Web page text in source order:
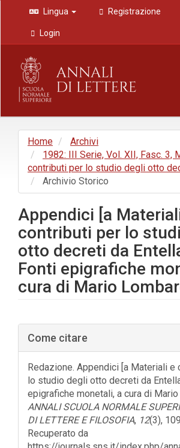
Navigazione
principale
Contenuto
principale
Barra
laterale
Lingua Registrazione
Login
Home
Archivi
1982: III Serie, Vol. XII, Fasc. 3,
contributi per lo studio degli otto
Archivio Storico
Appendici [a
contributi per lo
otto decreti da
Fonti epigrafiche
cura di Mario
Barra
laterale
dell'articolo
Come citare
Redazione. Appendici [a Materiali e
lo studio degli otto decreti da
epigrafiche monetali, a cura di
ANNALI SCUOLA NORMALE
DI LETTERE E FILOSOFIA, 12(3),
Recuperato da